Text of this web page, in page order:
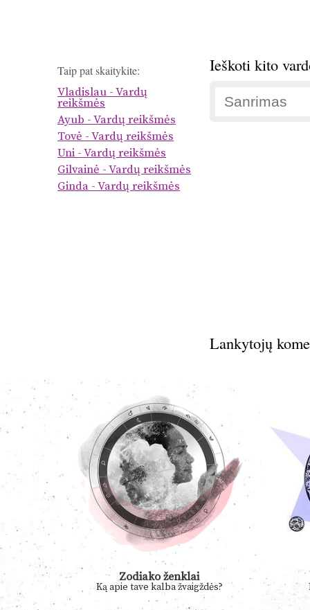
Taip pat skaitykite:
Vladislau - Vardų
reikšmės
Ayub - Vardų reikšmės
Tovė - Vardų reikšmės
Uni - Vardų reikšmės
Gilvainė - Vardų reikšmės
Ginda - Vardų reikšmės
Ieškoti kito
Lankytojų
Zodiako ženklai
Ką apie tave kalba žvaigždės?